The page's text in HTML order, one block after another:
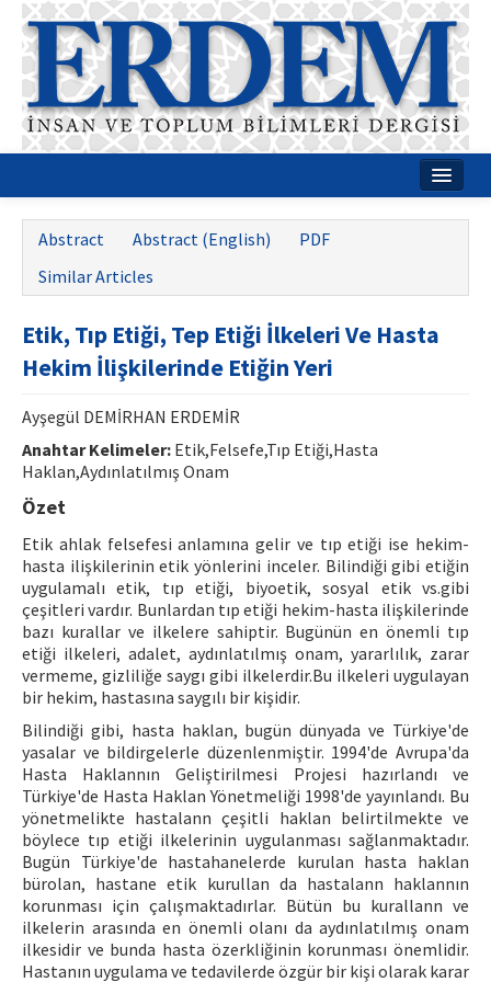
Journal Boards
Guides
Publication Policies
Writing Rules
Contact Us
Abstract Abstract (English)
PDF
Similar Articles
Etik, Tıp Etiği, Tep Etiği İlkeleri Ve Hasta
Hekim İlişkilerinde Etiğin Yeri
Ayşegül DEMİRHAN ERDEMİR
Anahtar Kelimeler: Etik,Felsefe,Tıp Etiği,Hasta
Haklan,Aydınlatılmış Onam
Özet
Etik ahlak felsefesi anlamına gelir ve tıp etiği ise hekim-
hasta ilişkilerinin etik yönlerini inceler. Bilindiği gibi etiğin
uygulamalı etik, tıp etiği, biyoetik, sosyal etik vs.gibi
çeşitleri vardır. Bunlardan tıp etiği hekim-hasta ilişkilerinde
bazı kurallar ve ilkelere sahiptir. Bugünün en önemli tıp
etiği ilkeleri, adalet, aydınlatılmış onam, yararlılık, zarar
vermeme, gizliliğe saygı gibi ilkelerdir.Bu ilkeleri uygulayan
bir hekim, hastasına saygılı bir kişidir.
Bilindiği gibi, hasta haklan, bugün dünyada ve Türkiye'de
yasalar ve bildirgelerle düzenlenmiştir. 1994'de Avrupa'da
Hasta Haklannın Geliştirilmesi Projesi hazırlandı ve
Türkiye'de Hasta Haklan Yönetmeliği 1998'de yayınlandı. Bu
yönetmelikte hastalann çeşitli haklan belirtilmekte ve
böylece tıp etiği ilkelerinin uygulanması sağlanmaktadır.
Bugün Türkiye'de hastahanelerde kurulan hasta haklan
bürolan, hastane etik kurullan da hastalann haklannın
korunması için çalışmaktadırlar. Bütün bu kurallann ve
ilkelerin arasında en önemli olanı da aydınlatılmış onam
ilkesidir ve bunda hasta özerkliğinin korunması önemlidir.
Hastanın uygulama ve tedavilerde özgür bir kişi olarak karar